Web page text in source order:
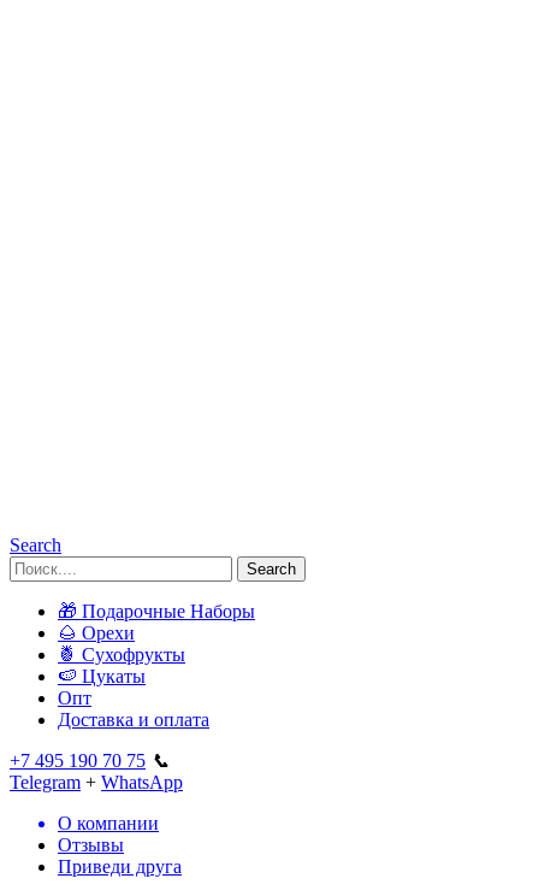
Search
Search
🎁 Подарочные Наборы
🌰 Орехи
🍍 Сухофрукты
🍉 Цукаты
Опт
Доставка и оплата
+7 495 190 70 75 📞
Telegram + WhatsApp
О компании
Отзывы
Приведи друга